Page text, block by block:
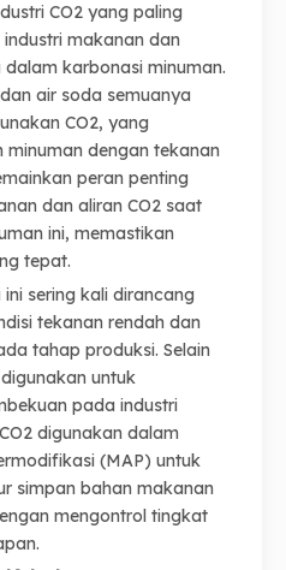
CO2 yang paling
makanan dan
dalam karbonasi minuman.
air soda semuanya
CO2, yang
dengan tekanan
peran penting
dan aliran CO2 saat
ini, memastikan
tepat.
sering kali dirancang
tekanan rendah dan
tahap produksi. Selain
untuk
pada industri
digunakan dalam
(MAP) untuk
simpan bahan makanan
mengontrol tingkat